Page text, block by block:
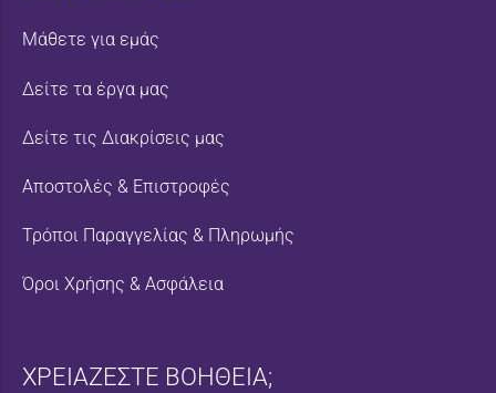
Μάθετε για εμάς
Δείτε τα έργα μας
Δείτε τις Διακρίσεις μας
Αποστολές & Επιστροφές
Τρόποι Παραγγελίας & Πληρωμής
Όροι Χρήσης & Ασφάλεια
ΧΡΕΙΑΖΕΣΤΕ ΒΟΗΘΕΙΑ;